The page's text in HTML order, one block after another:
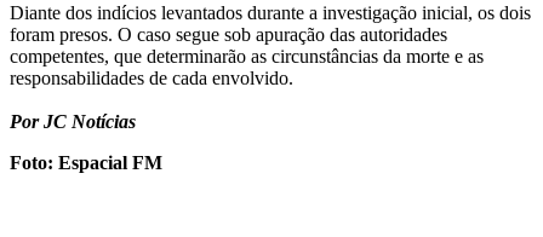
Diante dos indícios levantados durante a investigação inicial, os dois
foram presos. O caso segue sob apuração das autoridades
competentes, que determinarão as circunstâncias da morte e as
responsabilidades de cada envolvido.
Por JC Notícias
Foto: Espacial FM